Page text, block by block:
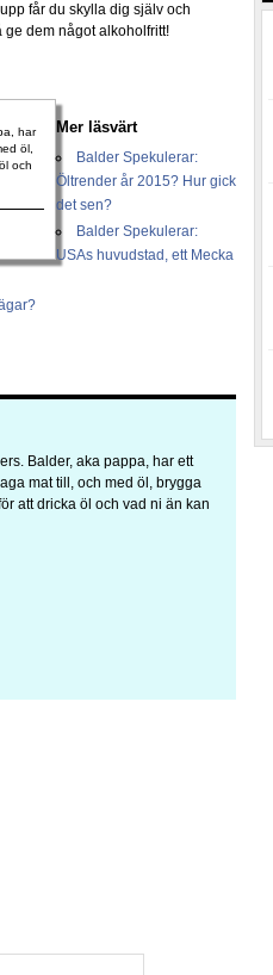
får du skylla dig själv och
dem något alkoholfritt!
har
öl,
och
Mer läsvärt
Balder Spekulerar:
Öltrender år 2015? Hur gick
det sen?
Balder Spekulerar:
USAs huvudstad, ett Mecka
Balder, aka pappa, har ett
mat till, och med öl, brygga
att dricka öl och vad ni än kan